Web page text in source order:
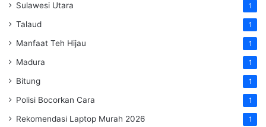
Sulawesi Utara 1
Talaud 1
Manfaat Teh Hijau 1
Madura 1
Bitung 1
Polisi Bocorkan Cara 1
Rekomendasi Laptop Murah 2026 1